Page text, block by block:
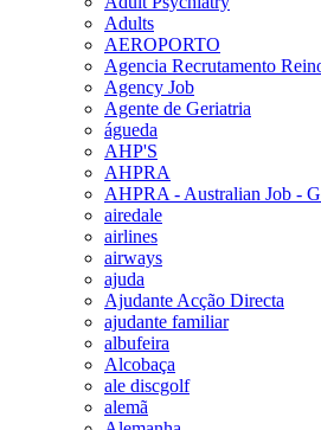
Adults
AEROPORTO
Agencia Recrutamento
Agency Job
Agente de Geriatria
águeda
AHP'S
AHPRA
AHPRA - Australian Job -
airedale
airlines
airways
ajuda
Ajudante Acção Directa
ajudante familiar
albufeira
Alcobaça
ale discgolf
alemã